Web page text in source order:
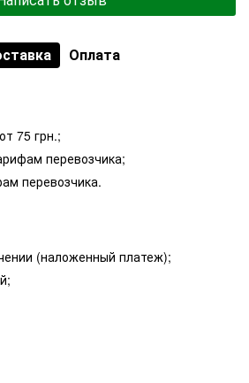
Оплата
75 грн.;
перевозчика;
перевозчика.
(наложенный платеж);